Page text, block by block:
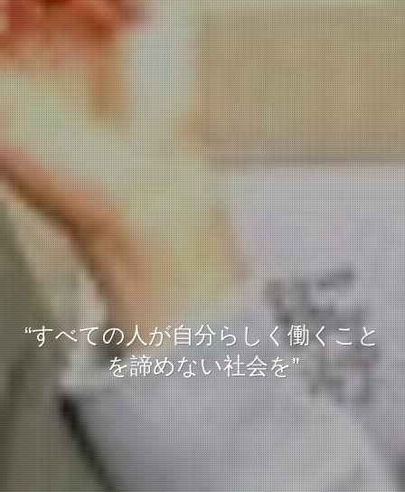
“すべての人が自分らしく働くこと
を諦めない社会を”
“すべての人が自分らしく働くこと
を諦めない社会を”
“すべての人が自分らしく働くこと
を諦めない社会を”